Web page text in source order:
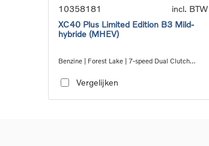
10358181
incl. BTW
XC40 Plus Limited Edition B3 Mild-
hybride (MHEV)
Benzine | Forest Lake | 7-speed Dual Clutch
Vergelijken